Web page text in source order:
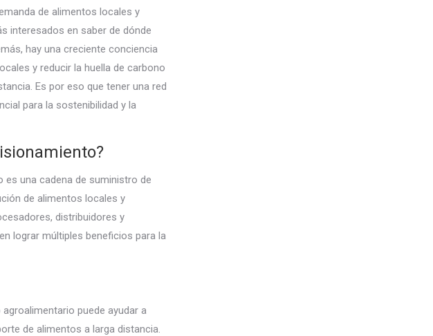
de alimentos locales y
interesados en saber de dónde
hay una creciente conciencia
y reducir la huella de carbono
Es por eso que tener una red
para la sostenibilidad y la
es una cadena de suministro de
de alimentos locales y
distribuidores y
lograr múltiples beneficios para la
puede ayudar a
de alimentos a larga distancia.